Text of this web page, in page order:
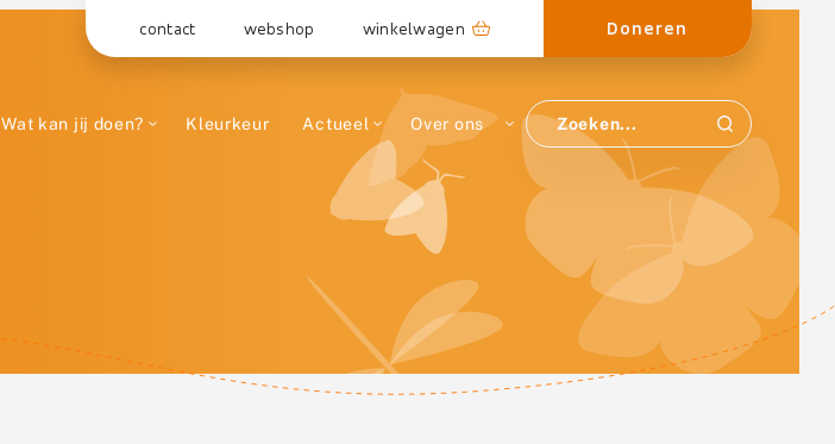
contact webshop winkelwagen Doneren
Wat kan jij doen? Kleurkeur Actueel Over ons